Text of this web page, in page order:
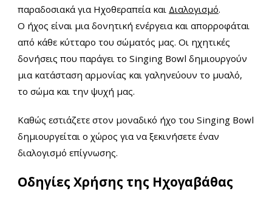
παραδοσιακά για Ηχοθεραπεία και Διαλογισμό.
Ο ήχος είναι μια δονητική ενέργεια και απορροφάται
από κάθε κύτταρο του σώματός μας. Οι ηχητικές
δονήσεις που παράγει το Singing Bowl δημιουργούν
μια κατάσταση αρμονίας και γαληνεύουν το μυαλό,
το σώμα και την ψυχή μας.
Καθώς εστιάζετε στον μοναδικό ήχο του Singing Bowl
δημιουργείται ο χώρος για να ξεκινήσετε έναν
διαλογισμό επίγνωσης.
Οδηγίες Χρήσης της Ηχογαβάθας